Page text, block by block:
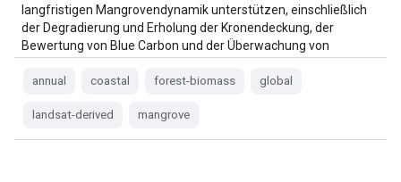
langfristigen Mangrovendynamik unterstützen, einschließlich
der Degradierung und Erholung der Kronendeckung, der
Bewertung von Blue Carbon und der Überwachung von
Landsat …
annual coastal forest-biomass global
landsat-derived mangrove